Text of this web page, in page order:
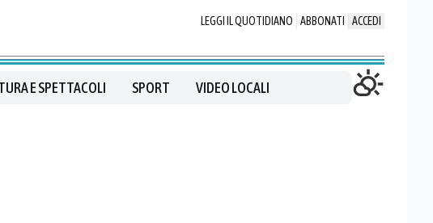
LEGGI IL QUOTIDIANO ABBONATI ACCEDI
E SPETTACOLI SPORT VIDEO LOCALI